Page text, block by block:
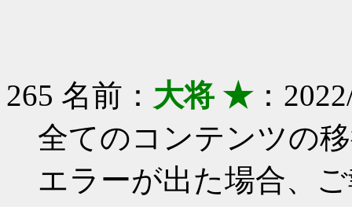
265 名前： 大将 ★：
全てのコンテンツの
エラーが出た場合、